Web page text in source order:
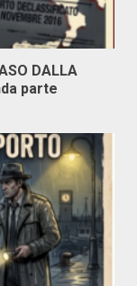
DALLA
parte